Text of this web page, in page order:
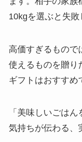
10kgを選ぶと失敗
高価すぎるもので
使えるものを贈り
ギフトはおすすめ
「美味しいごは
気持ちが伝わる、